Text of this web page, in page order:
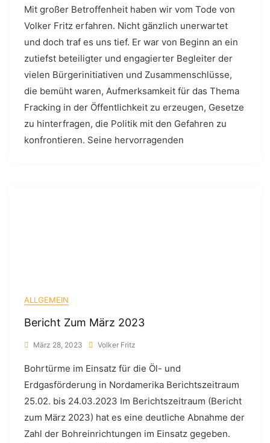
Mit großer Betroffenheit haben wir vom Tode von
Volker Fritz erfahren. Nicht gänzlich unerwartet
und doch traf es uns tief. Er war von Beginn an ein
zutiefst beteiligter und engagierter Begleiter der
vielen Bürgerinitiativen und Zusammenschlüsse,
die bemüht waren, Aufmerksamkeit für das Thema
Fracking in der Öffentlichkeit zu erzeugen, Gesetze
zu hinterfragen, die Politik mit den Gefahren zu
konfrontieren. Seine hervorragenden
ALLGEMEIN
Bericht Zum März 2023
März 28, 2023 Volker Fritz
Bohrtürme im Einsatz für die Öl- und
Erdgasförderung in Nordamerika Berichtszeitraum
25.02. bis 24.03.2023 Im Berichtszeitraum (Bericht
zum März 2023) hat es eine deutliche Abnahme der
Zahl der Bohreinrichtungen im Einsatz gegeben.